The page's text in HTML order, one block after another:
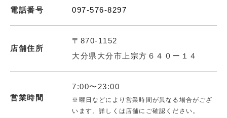
電話番号 097-576-8297
店舗住所
〒870-1152
大分県大分市上宗方６４０ー１４
営業時間
7:00〜23:00
※曜日などにより営業時間が異なる場合がござ
います。詳しくは店舗にご確認ください。